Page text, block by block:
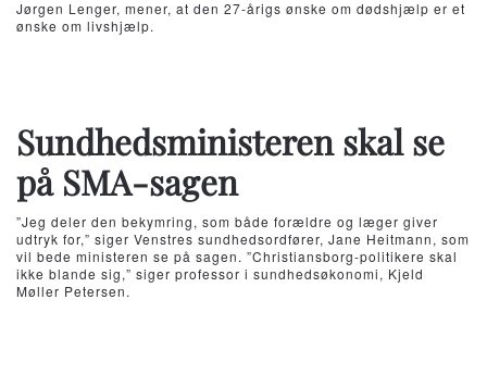
Jørgen Lenger, mener, at den 27-årigs ønske om dødshjælp er et
ønske om livshjælp.
Sundhedsministeren skal se
på SMA-sagen
”Jeg deler den bekymring, som både forældre og læger giver
udtryk for,” siger Venstres sundhedsordfører, Jane Heitmann, som
vil bede ministeren se på sagen. ”Christiansborg-politikere skal
ikke blande sig,” siger professor i sundhedsøkonomi, Kjeld
Møller Petersen.